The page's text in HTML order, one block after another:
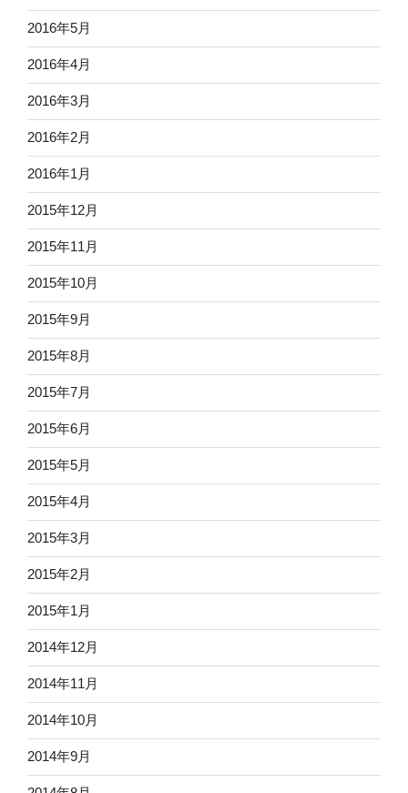
2016年5月
2016年4月
2016年3月
2016年2月
2016年1月
2015年12月
2015年11月
2015年10月
2015年9月
2015年8月
2015年7月
2015年6月
2015年5月
2015年4月
2015年3月
2015年2月
2015年1月
2014年12月
2014年11月
2014年10月
2014年9月